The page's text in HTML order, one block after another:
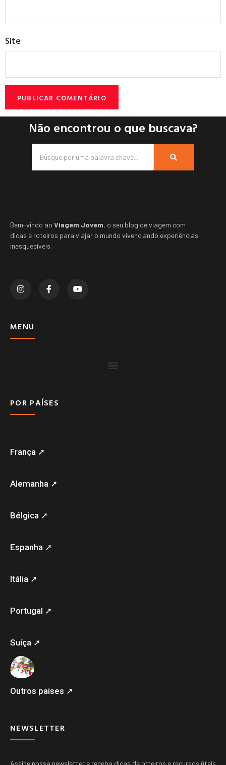
Site
Não encontrou o que buscava?
Bem-vindo ao Viagem Jovem, o seu blog de viagem com
dicas e roteiros para viajar o mundo vivenciando experiências
inesquecíveis.
MENU
POR PAÍSES
França ➚
Alemanha ➚
Bélgica ➚
Espanha ➚
Itália ➚
Portugal ➚
Suíça ➚
Outros paises ➚
NEWSLETTER
Assine nossa newsletter e receba dicas de roteiros e recursos úteis